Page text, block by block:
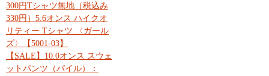
300円Tシャツ無地（税込み
330円）5.6オンス ハイクオ
リティー Tシャツ 〈ガール
ズ〉【5001-03】
【SALE】10.0オンス スウェ
ットパンツ（パイル）：